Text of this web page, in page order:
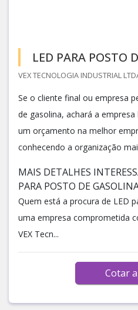
LED PARA POSTO
VEX TECNOLOGIA INDUSTRIAL
Se o cliente final ou empresa
de gasolina, achará a
um orçamento na melhor
conhecendo a organização
MAIS DETALHES
PARA POSTO DE
Quem está a procura de LED
uma empresa comprometida
VEX Tecn...
Cotar